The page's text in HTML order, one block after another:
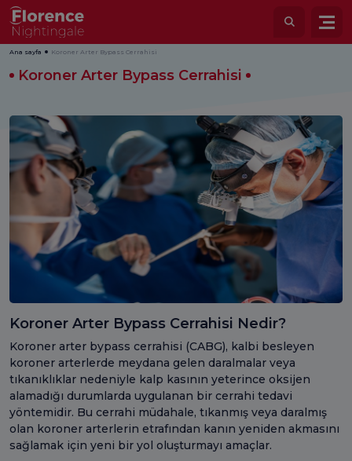
Ana sayfa Koroner Arter Bypass Cerrahisi
Koroner Arter Bypass Cerrahisi
Koroner Arter Bypass Cerrahisi Nedir?
Koroner arter bypass cerrahisi (CABG), kalbi besleyen
koroner arterlerde meydana gelen daralmalar veya
tıkanıklıklar nedeniyle kalp kasının yeterince oksijen
alamadığı durumlarda uygulanan bir cerrahi tedavi
yöntemidir. Bu cerrahi müdahale, tıkanmış veya daralmış
olan koroner arterlerin etrafından kanın yeniden akmasını
sağlamak için yeni bir yol oluşturmayı amaçlar.